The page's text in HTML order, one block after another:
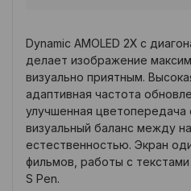
Dynamic AMOLED 2X с
делает изображение
визуально приятным.
адаптивная частота
улучшенная цветопередача
визуальный баланс между
естественностью. Экран
фильмов, работы с
S Pen.